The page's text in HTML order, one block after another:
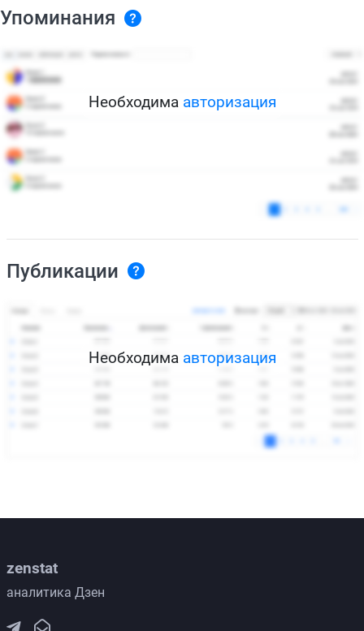
Упоминания
Необходима авторизация
Публикации
Необходима авторизация
zenstat
аналитика Дзен